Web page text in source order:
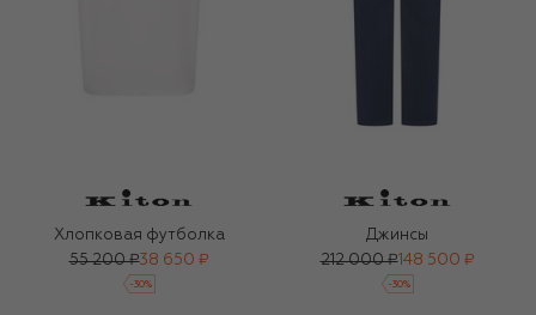
Хлопковая футболка
55 200 ₽38 650 ₽
-30%
Джинсы
212 000 ₽148 500 ₽
-30%